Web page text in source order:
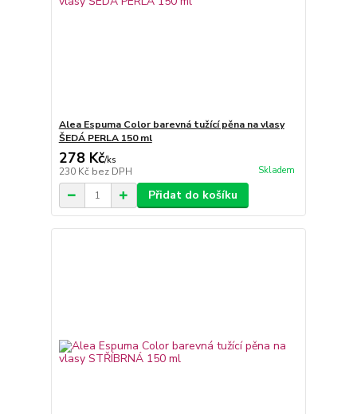
Alea Espuma Color barevná tužící pěna na vlasy
ŠEDÁ PERLA 150 ml
278 Kč/ks
230 Kč bez DPH Skladem
Přidat do košíku